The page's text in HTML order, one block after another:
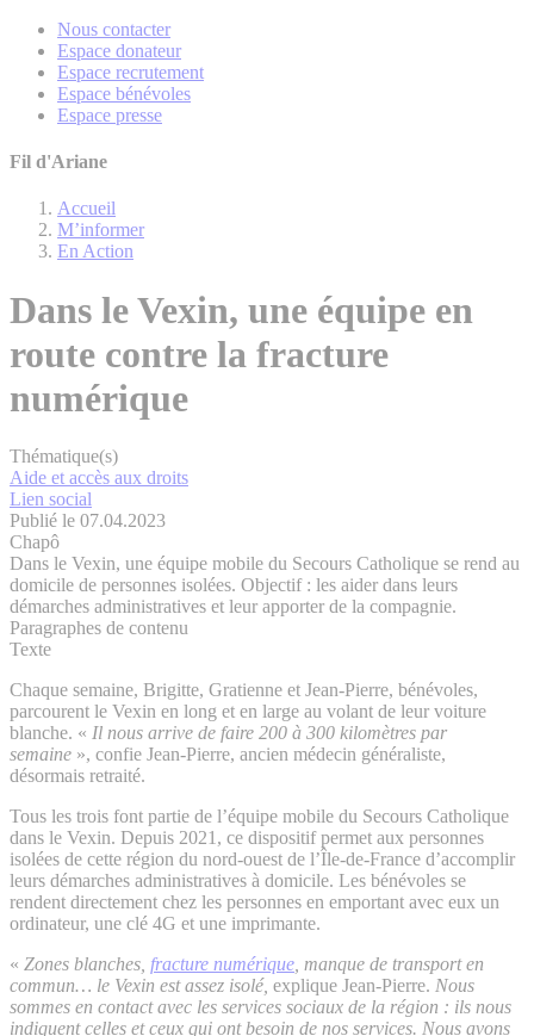
Nous contacter
Espace donateur
Espace recrutement
Espace bénévoles
Espace presse
Fil d'Ariane
Accueil
M’informer
En Action
Dans le Vexin, une équipe en
route contre la fracture
numérique
Thématique(s)
Aide et accès aux droits
Lien social
Publié le 07.04.2023
Chapô
Dans le Vexin, une équipe mobile du Secours Catholique se rend au
domicile de personnes isolées. Objectif : les aider dans leurs
démarches administratives et leur apporter de la compagnie.
Paragraphes de contenu
Texte
Chaque semaine, Brigitte, Gratienne et Jean-Pierre, bénévoles,
parcourent le Vexin en long et en large au volant de leur voiture
blanche. « Il nous arrive de faire 200 à 300 kilomètres par
semaine », confie Jean-Pierre, ancien médecin généraliste,
désormais retraité.
Tous les trois font partie de l’équipe mobile du Secours Catholique
dans le Vexin. Depuis 2021, ce dispositif permet aux personnes
isolées de cette région du nord-ouest de l’Île-de-France d’accomplir
leurs démarches administratives à domicile. Les bénévoles se
rendent directement chez les personnes en emportant avec eux un
ordinateur, une clé 4G et une imprimante.
« Zones blanches, fracture numérique , manque de transport en
commun… le Vexin est assez isolé, explique Jean-Pierre. Nous
sommes en contact avec les services sociaux de la région : ils nous
indiquent celles et ceux qui ont besoin de nos services. Nous avons